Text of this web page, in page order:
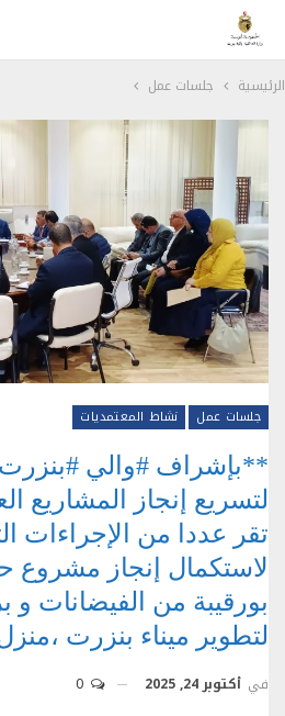
الرئيسية جلسات عمل
جلسات عمل نشاط المعتمديات
**بإشراف #والي #بنزرت:
لتسريع إنجاز المشاريع
تقر عددا من الإجراءات
لاستكمال إنجاز مشروع
بورقيبة من الفيضانات و
لتطوير ميناء بنزرت
في أكتوبر 24, 2025